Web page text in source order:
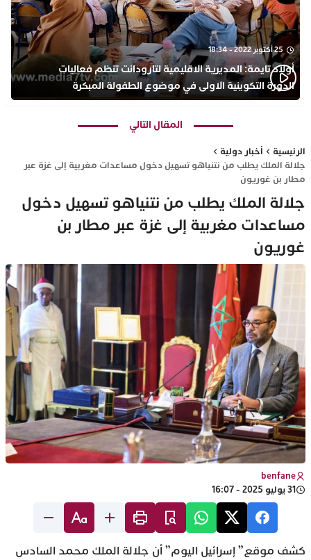
25 أكتوبر 2022 - 18:34
أولاد تايمة: المديرية الاقليمية لتارودانت تنظم فعاليات
الدورة التكوينية الاولى في موضوع الطفولة المبكرة
بمركز التكوين ثانوية الحسن الثاني التأهيلية
المقال التالي
الرئيسية
أخبار دولية
جلالة الملك يطلب من نتنياهو تسهيل دخول مساعدات مغربية إلى غزة عبر
مطار بن غوريون
جلالة الملك يطلب من نتنياهو تسهيل دخول
مساعدات مغربية إلى غزة عبر مطار بن
غوريون
benfane
31 يوليو 2025 - 16:07
كشف موقع” إسرائيل اليوم” أن جلالة الملك محمد السادس